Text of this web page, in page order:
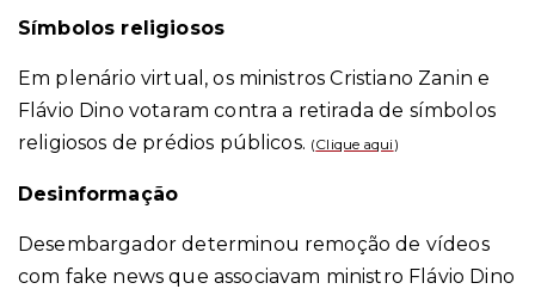
Símbolos religiosos
Em plenário virtual, os ministros Cristiano Zanin e
Flávio Dino votaram contra a retirada de símbolos
religiosos de prédios públicos. (Clique aqui )
Desinformação
Desembargador determinou remoção de vídeos
com fake news que associavam ministro Flávio Dino